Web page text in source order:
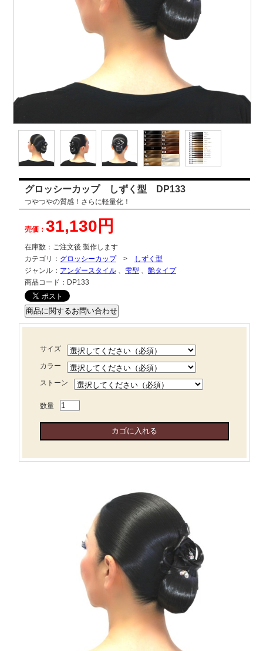
グロッシーカップ しずく型 DP133
つやつやの質感！さらに軽量化！
売価： 31,130円
在庫数： ご注文後 製作します
カテゴリ： グロッシーカップ>
しずく型
ジャンル： アンダースタイル 、 雫型 、 艶タイプ
商品コード： DP133
サイズ
カラー
ストーン
数量